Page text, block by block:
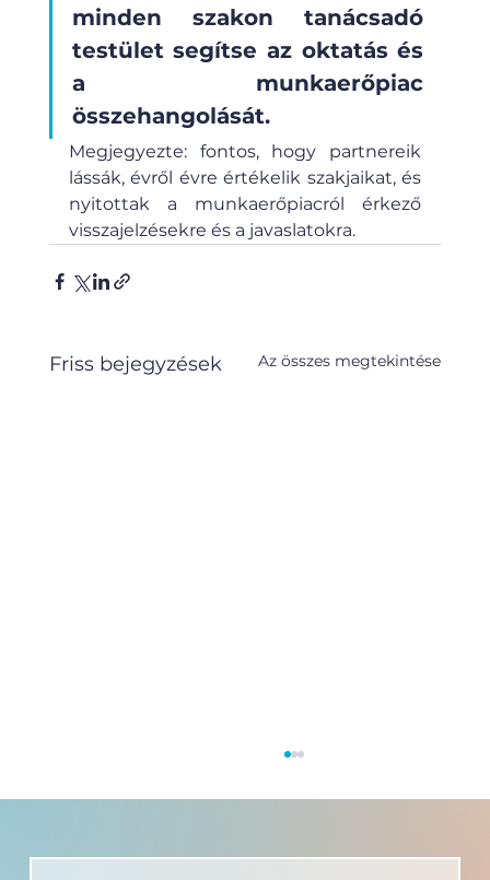
minden szakon tanácsadó
testület segítse az oktatás és
a munkaerőpiac
összehangolását.
Megjegyezte: fontos, hogy partnereik
lássák, évről évre értékelik szakjaikat, és
nyitottak a munkaerőpiacról érkező
visszajelzésekre és a javaslatokra.
Friss bejegyzések Az összes megtekintése